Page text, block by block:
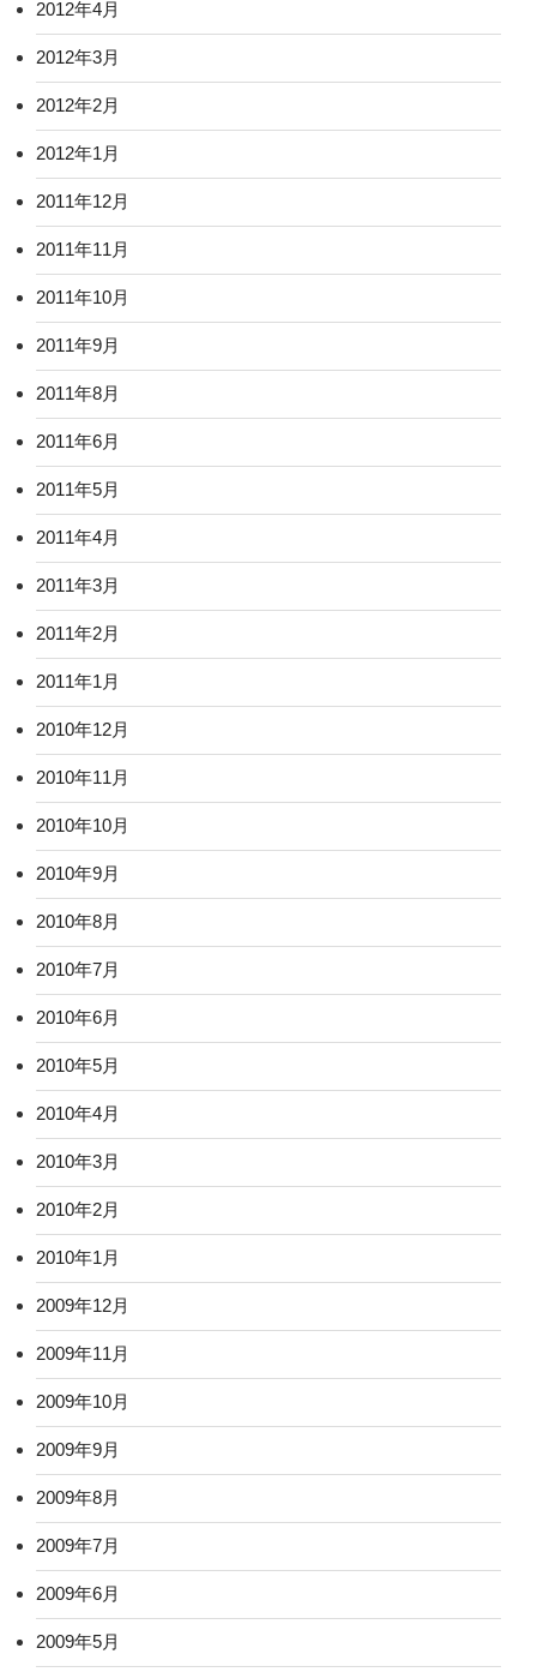
2012年4月
2012年3月
2012年2月
2012年1月
2011年12月
2011年11月
2011年10月
2011年9月
2011年8月
2011年6月
2011年5月
2011年4月
2011年3月
2011年2月
2011年1月
2010年12月
2010年11月
2010年10月
2010年9月
2010年8月
2010年7月
2010年6月
2010年5月
2010年4月
2010年3月
2010年2月
2010年1月
2009年12月
2009年11月
2009年10月
2009年9月
2009年8月
2009年7月
2009年6月
2009年5月